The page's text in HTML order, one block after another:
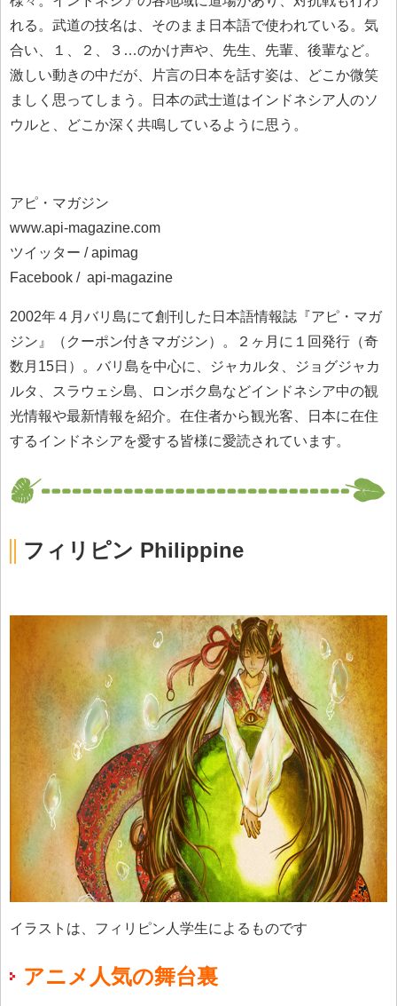
れる。武道の技名は、そのまま日本語で使われている。気
合い、１、２、３…のかけ声や、先生、先輩、後輩など。
激しい動きの中だが、片言の日本を話す姿は、どこか微笑
ましく思ってしまう。日本の武士道はインドネシア人のソ
ウルと、どこか深く共鳴しているように思う。
アピ・マガジン
www.api-magazine.com
ツイッター / apimag
Facebook / api-magazine
2002年４月バリ島にて創刊した日本語情報誌『アピ・マガ
ジン』（クーポン付きマガジン）。２ヶ月に１回発行（奇
数月15日）。バリ島を中心に、ジャカルタ、ジョグジャカ
ルタ、スラウェシ島、ロンボク島などインドネシア中の観
光情報や最新情報を紹介。在住者から観光客、日本に在住
するインドネシアを愛する皆様に愛読されています。
フィリピン Philippine
イラストは、フィリピン人学生によるものです
アニメ人気の舞台裏